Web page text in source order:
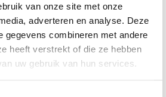
van onze site met onze
adverteren en analyse. Deze
gegevens combineren met andere
heeft verstrekt of die ze hebben
uw gebruik van hun services.
PVC oprijrand rood
400 x 80 x 11,5 / 3,5
1815 typ 2
€ 3,95